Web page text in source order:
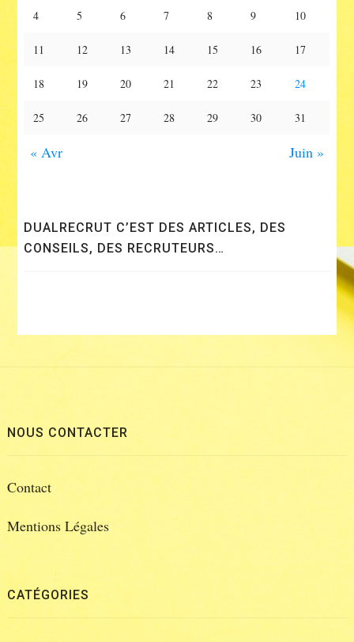
4 5 6 7 8 9 10
11 12 13 14 15 16 17
18 19 20 21 22 23 24
25 26 27 28 29 30 31
« Avr Juin »
DUALRECRUT C’EST DES ARTICLES, DES
CONSEILS, DES RECRUTEURS…
NOUS CONTACTER
Contact
Mentions Légales
CATÉGORIES